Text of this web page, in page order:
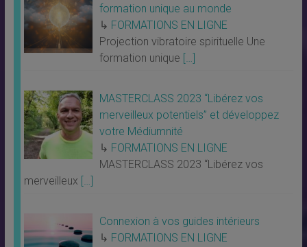
formation unique au monde
↳ FORMATIONS EN LIGNE
Projection vibratoire spirituelle Une
formation unique […]
MASTERCLASS 2023 “Libérez vos
merveilleux potentiels” et développez
votre Médiumnité
↳ FORMATIONS EN LIGNE
MASTERCLASS 2023 “Libérez vos
merveilleux […]
Connexion à vos guides intérieurs
↳ FORMATIONS EN LIGNE